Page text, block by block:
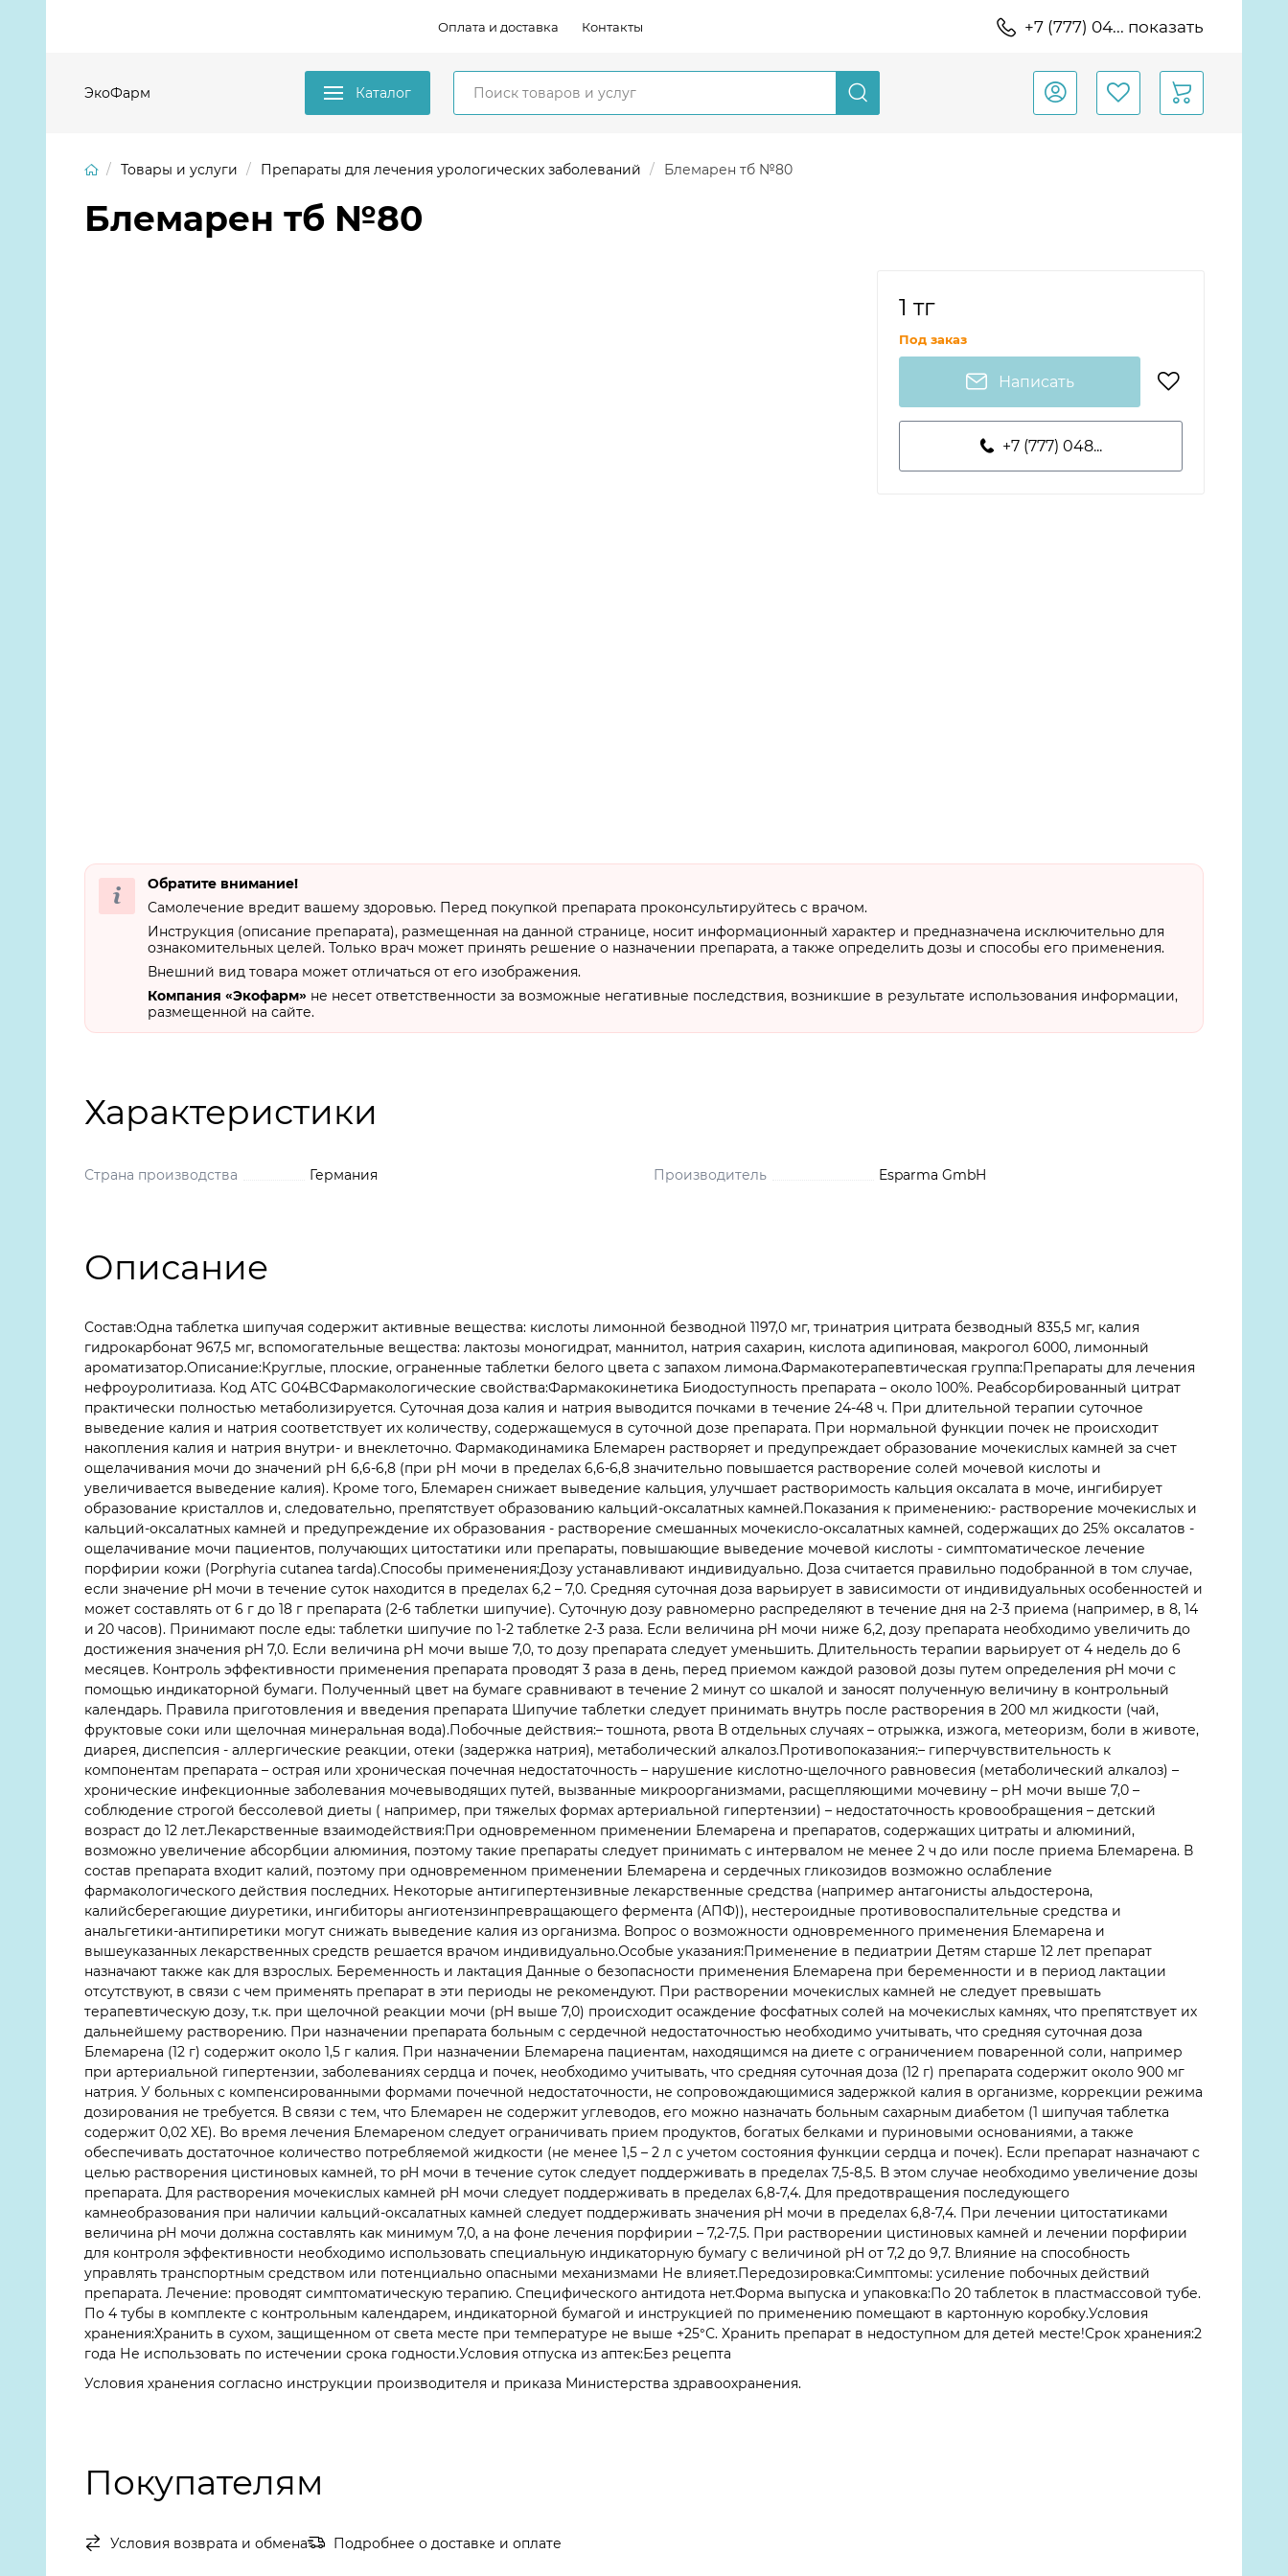
Оплата и доставка Контакты +7 (777) 04... показать
ЭкоФарм Каталог
Товары и услуги Препараты для лечения урологических заболеваний Блемарен тб №80
Блемарен тб №80
1 тг
Под заказ
Написать
+7 (777) 048...
Обратите внимание!
Самолечение вредит вашему здоровью. Перед покупкой препарата проконсультируйтесь с врачом.
Инструкция (описание препарата), размещенная на данной странице, носит информационный характер и предназначена исключительно для
ознакомительных целей. Только врач может принять решение о назначении препарата, а также определить дозы и способы его применения.
Внешний вид товара может отличаться от его изображения.
Компания «Экофарм» не несет ответственности за возможные негативные последствия, возникшие в результате использования информации,
размещенной на сайте.
Характеристики
Страна производства Германия Производитель Esparma GmbH
Описание
Состав:Одна таблетка шипучая содержит активные вещества: кислоты лимонной безводной 1197,0 мг, тринатрия цитрата безводный 835,5 мг, калия
гидрокарбонат 967,5 мг, вспомогательные вещества: лактозы моногидрат, маннитол, натрия сахарин, кислота адипиновая, макрогол 6000, лимонный
ароматизатор.Описание:Круглые, плоские, ограненные таблетки белого цвета с запахом лимона.Фармакотерапевтическая группа:Препараты для лечения
нефроуролитиаза. Код АТС G04BCФармакологические свойства:Фармакокинетика Биодоступность препарата – около 100%. Реабсорбированный цитрат
практически полностью метаболизируется. Суточная доза калия и натрия выводится почками в течение 24-48 ч. При длительной терапии суточное
выведение калия и натрия соответствует их количеству, содержащемуся в суточной дозе препарата. При нормальной функции почек не происходит
накопления калия и натрия внутри- и внеклеточно. Фармакодинамика Блемарен растворяет и предупреждает образование мочекислых камней за счет
ощелачивания мочи до значений рН 6,6-6,8 (при рН мочи в пределах 6,6-6,8 значительно повышается растворение солей мочевой кислоты и
увеличивается выведение калия). Кроме того, Блемарен снижает выведение кальция, улучшает растворимость кальция оксалата в моче, ингибирует
образование кристаллов и, следовательно, препятствует образованию кальций-оксалатных камней.Показания к применению:- растворение мочекислых и
кальций-оксалатных камней и предупреждение их образования - растворение смешанных мочекисло-оксалатных камней, содержащих до 25% оксалатов -
ощелачивание мочи пациентов, получающих цитостатики или препараты, повышающие выведение мочевой кислоты - симптоматическое лечение
порфирии кожи (Porphyria cutanea tarda).Способы применения:Дозу устанавливают индивидуально. Доза считается правильно подобранной в том случае,
если значение pH мочи в течение суток находится в пределах 6,2 – 7,0. Средняя суточная доза варьирует в зависимости от индивидуальных особенностей и
может составлять от 6 г до 18 г препарата (2-6 таблетки шипучие). Суточную дозу равномерно распределяют в течение дня на 2-3 приема (например, в 8, 14
и 20 часов). Принимают после еды: таблетки шипучие по 1-2 таблетке 2-3 раза. Если величина pH мочи ниже 6,2, дозу препарата необходимо увеличить до
достижения значения pH 7,0. Если величина рН мочи выше 7,0, то дозу препарата следует уменьшить. Длительность терапии варьирует от 4 недель до 6
месяцев. Контроль эффективности применения препарата проводят 3 раза в день, перед приемом каждой разовой дозы путем определения pH мочи с
помощью индикаторной бумаги. Полученный цвет на бумаге сравнивают в течение 2 минут со шкалой и заносят полученную величину в контрольный
календарь. Правила приготовления и введения препарата Шипучие таблетки следует принимать внутрь после растворения в 200 мл жидкости (чай,
фруктовые соки или щелочная минеральная вода).Побочные действия:– тошнота, рвота В отдельных случаях – отрыжка, изжога, метеоризм, боли в животе,
диарея, диспепсия - аллергические реакции, отеки (задержка натрия), метаболический алкалоз.Противопоказания:– гиперчувствительность к
компонентам препарата – острая или хроническая почечная недостаточность – нарушение кислотно-щелочного равновесия (метаболический алкалоз) –
хронические инфекционные заболевания мочевыводящих путей, вызванные микроорганизмами, расщепляющими мочевину – рН мочи выше 7,0 –
соблюдение строгой бессолевой диеты ( например, при тяжелых формах артериальной гипертензии) – недостаточность кровообращения – детский
возраст до 12 лет.Лекарственные взаимодействия:При одновременном применении Блемарена и препаратов, содержащих цитраты и алюминий,
возможно увеличение абсорбции алюминия, поэтому такие препараты следует принимать с интервалом не менее 2 ч до или после приема Блемарена. В
состав препарата входит калий, поэтому при одновременном применении Блемарена и сердечных гликозидов возможно ослабление
фармакологического действия последних. Некоторые антигипертензивные лекарственные средства (например антагонисты альдостерона,
калийсберегающие диуретики, ингибиторы ангиотензинпревращающего фермента (АПФ)), нестероидные противовоспалительные средства и
анальгетики-антипиретики могут снижать выведение калия из организма. Вопрос о возможности одновременного применения Блемарена и
вышеуказанных лекарственных средств решается врачом индивидуально.Особые указания:Применение в педиатрии Детям старше 12 лет препарат
назначают также как для взрослых. Беременность и лактация Данные о безопасности применения Блемарена при беременности и в период лактации
отсутствуют, в связи с чем применять препарат в эти периоды не рекомендуют. При растворении мочекислых камней не следует превышать
терапевтическую дозу, т.к. при щелочной реакции мочи (pH выше 7,0) происходит осаждение фосфатных солей на мочекислых камнях, что препятствует их
дальнейшему растворению. При назначении препарата больным с сердечной недостаточностью необходимо учитывать, что средняя суточная доза
Блемарена (12 г) содержит около 1,5 г калия. При назначении Блемарена пациентам, находящимся на диете с ограничением поваренной соли, например
при артериальной гипертензии, заболеваниях сердца и почек, необходимо учитывать, что средняя суточная доза (12 г) препарата содержит около 900 мг
натрия. У больных с компенсированными формами почечной недостаточности, не сопровождающимися задержкой калия в организме, коррекции режима
дозирования не требуется. В связи с тем, что Блемарен не содержит углеводов, его можно назначать больным сахарным диабетом (1 шипучая таблетка
содержит 0,02 ХЕ). Во время лечения Блемареном следует ограничивать прием продуктов, богатых белками и пуриновыми основаниями, а также
обеспечивать достаточное количество потребляемой жидкости (не менее 1,5 – 2 л с учетом состояния функции сердца и почек). Если препарат назначают с
целью растворения цистиновых камней, то pH мочи в течение суток следует поддерживать в пределах 7,5-8,5. В этом случае необходимо увеличение дозы
препарата. Для растворения мочекислых камней pH мочи следует поддерживать в пределах 6,8-7,4. Для предотвращения последующего
камнеобразования при наличии кальций-оксалатных камней следует поддерживать значения pH мочи в пределах 6,8-7,4. При лечении цитостатиками
величина pH мочи должна составлять как минимум 7,0, а на фоне лечения порфирии – 7,2-7,5. При растворении цистиновых камней и лечении порфирии
для контроля эффективности необходимо использовать специальную индикаторную бумагу с величиной pH от 7,2 до 9,7. Влияние на способность
управлять транспортным средством или потенциально опасными механизмами Не влияет.Передозировка:Симптомы: усиление побочных действий
препарата. Лечение: проводят симптоматическую терапию. Специфического антидота нет.Форма выпуска и упаковка:По 20 таблеток в пластмассовой тубе.
По 4 тубы в комплекте с контрольным календарем, индикаторной бумагой и инструкцией по применению помещают в картонную коробку.Условия
хранения:Хранить в сухом, защищенном от света месте при температуре не выше +25°С. Хранить препарат в недоступном для детей месте!Срок хранения:2
года Не использовать по истечении срока годности.Условия отпуска из аптек:Без рецепта
Условия хранения согласно инструкции производителя и приказа Министерства здравоохранения.
Покупателям
Условия возврата и обмена Подробнее о доставке и оплате